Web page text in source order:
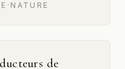
· NATURE
de